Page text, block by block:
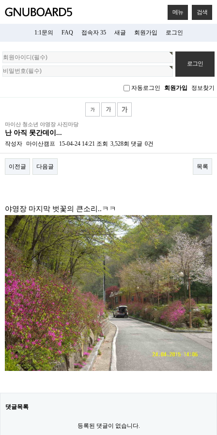
메뉴 검색
1:1문의 FAQ 접속자 35 새글 회원가입 로그인
회
원
로
자동로그인 회원가입 정보찾기
마이산 청소년 야영장 사진마당
난 아직 못간데이...
작성자 마이산캠프 15-04-24 14:21 조회 3,528회 댓글 0건
이전글 다음글 목록
야영장 마지막 벗꽃의 큰소리..ㅋㅋ
댓글목록
등록된 댓글이 없습니다.